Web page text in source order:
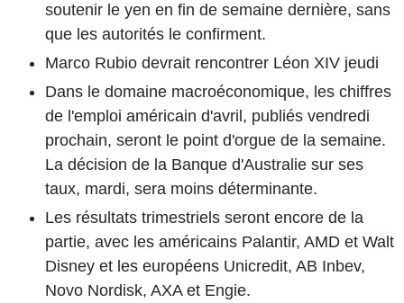
soutenir le yen en fin de semaine dernière, sans
que les autorités le confirment.
Marco Rubio devrait rencontrer Léon XIV jeudi
Dans le domaine macroéconomique, les chiffres
de l'emploi américain d'avril, publiés vendredi
prochain, seront le point d'orgue de la semaine.
La décision de la Banque d'Australie sur ses
taux, mardi, sera moins déterminante.
Les résultats trimestriels seront encore de la
partie, avec les américains Palantir, AMD et Walt
Disney et les européens Unicredit, AB Inbev,
Novo Nordisk, AXA et Engie.